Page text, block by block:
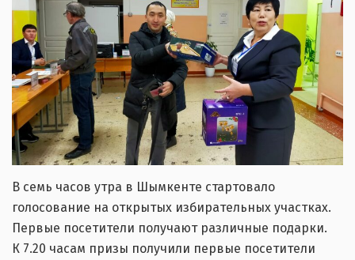
В семь часов утра в Шымкенте стартовало
голосование на открытых избирательных участках.
Первые посетители получают различные подарки.
К 7.20 часам призы получили первые посетители